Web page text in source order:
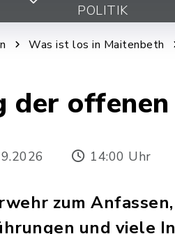
POLITIK
Was ist los in Maitenbeth
der
14:00 Uhr
zum
und viele